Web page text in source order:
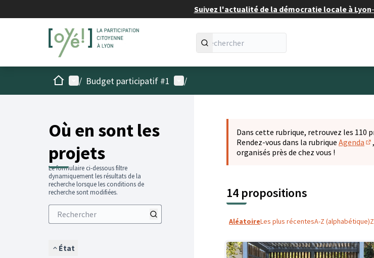
Suivez l'actualité de la démocratie locale à Lyon-
AccueilMenu principal
/ Budget participatif #1 Menu utilisateur
/
Où en sont les
projets
Le formulaire ci-dessous filtre
dynamiquement les résultats de la
recherche lorsque les conditions de
recherche sont modifiées.
État
Dans cette rubrique, retrouvez les 110
Rendez-vous dans la rubrique Agenda
organisés près de chez vous !
14 propositions
AléatoireLes plus récentesA-Z (alphabétique)